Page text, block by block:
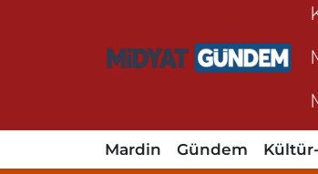
Mardin Gündem